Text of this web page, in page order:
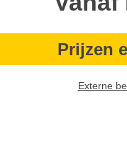
Prijzen
Externe